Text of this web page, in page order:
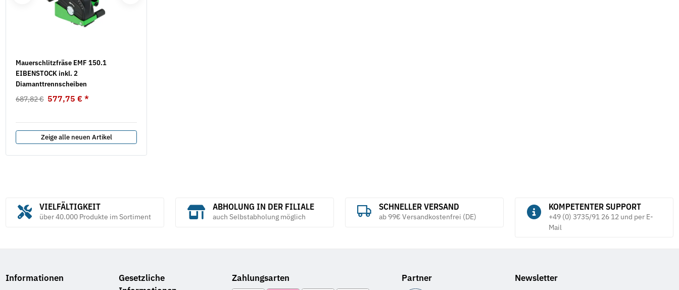
Mauerschlitzfräse EMF 150.1
EIBENSTOCK inkl. 2
Diamanttrennscheiben
687,82 € 577,75 € *
Zeige alle neuen Artikel
VIELFÄLTIGKEIT
über 40.000 Produkte im Sortiment
ABHOLUNG IN DER FILIALE
auch Selbstabholung möglich
SCHNELLER VERSAND
ab 99€ Versandkostenfrei (DE)
KOMPETENTER SUPPORT
+49 (0) 3735/91 26 12 und per E-
Mail
Informationen
Gesetzliche
Zahlungsarten Partner Newsletter